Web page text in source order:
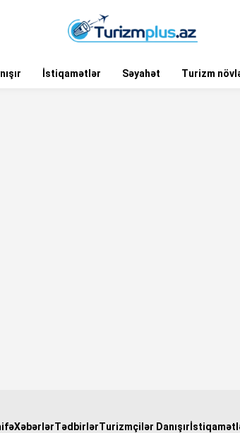
İstiqamətlər Səyahət Turizm
XəbərlərTədbirlərTurizmçilər Danışır